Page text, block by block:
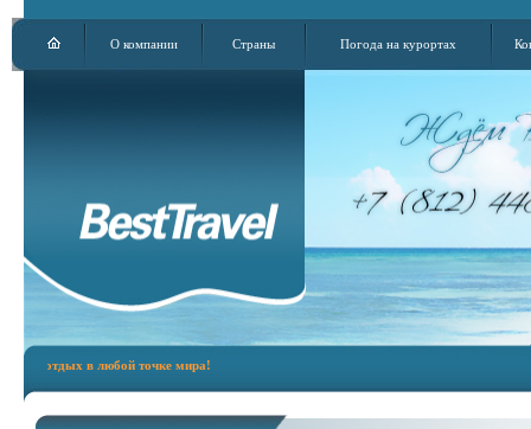
О компании Страны Погода на курортах
отдых в любой точке мира!